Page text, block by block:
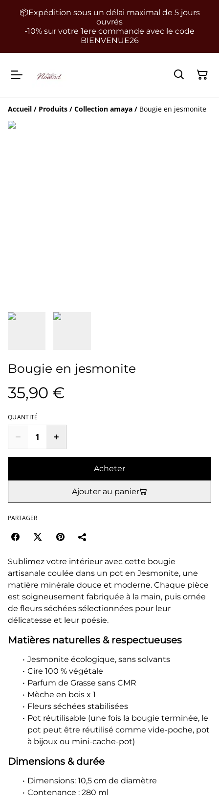
📦Expédition sous un délai maximal de 5 jours
ouvrés
-10% sur votre 1ere commande avec le code
BIENVENUE26
Accueil / Produits / Collection amaya / Bougie en jesmonite
Bougie en jesmonite
35,90 €
QUANTITÉ
Acheter
Ajouter au panier
PARTAGER
Sublimez votre intérieur avec cette bougie
artisanale coulée dans un pot en Jesmonite, une
matière minérale douce et moderne. Chaque pièce
est soigneusement fabriquée à la main, puis ornée
de fleurs séchées sélectionnées pour leur
délicatesse et leur poésie.
Matières naturelles & respectueuses
Jesmonite écologique, sans solvants
Cire 100 % végétale
Parfum de Grasse sans CMR
Mèche en bois x 1
Fleurs séchées stabilisées
Pot réutilisable (une fois la bougie terminée, le
pot peut être réutilisé comme vide-poche, pot
à bijoux ou mini-cache-pot)
Dimensions & durée
Dimensions: 10,5 cm de diamètre
Contenance : 280 ml